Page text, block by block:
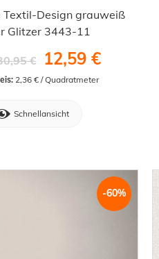
Textil-Design grauweiß
Glitzer 3443-11
€ 12,59 €
2,36 € / Quadratmeter
Schnellansicht
-60%